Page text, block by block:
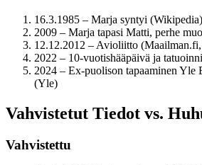
16.3.1985 – Marja syntyi (Wikipedia)
2009 – Marja tapasi Matti, perhe
12.12.2012 – Avioliitto
2022 – 10-vuotishääpäivä ja
2024 – Ex-puolison tapaaminen Yle
(Yle)
Vahvistetut Tiedot vs.
Vahvistettu